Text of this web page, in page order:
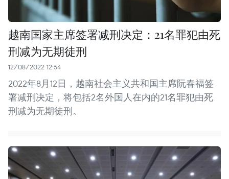
越南国家主席签署减刑决定：21名罪犯由死
刑减为无期徒刑
12/08/2022 12:54
2022年8月12日，越南社会主义共和国主席阮春福签
署减刑决定，将包括2名外国人在内的21名罪犯由死
刑减为无期徒刑。